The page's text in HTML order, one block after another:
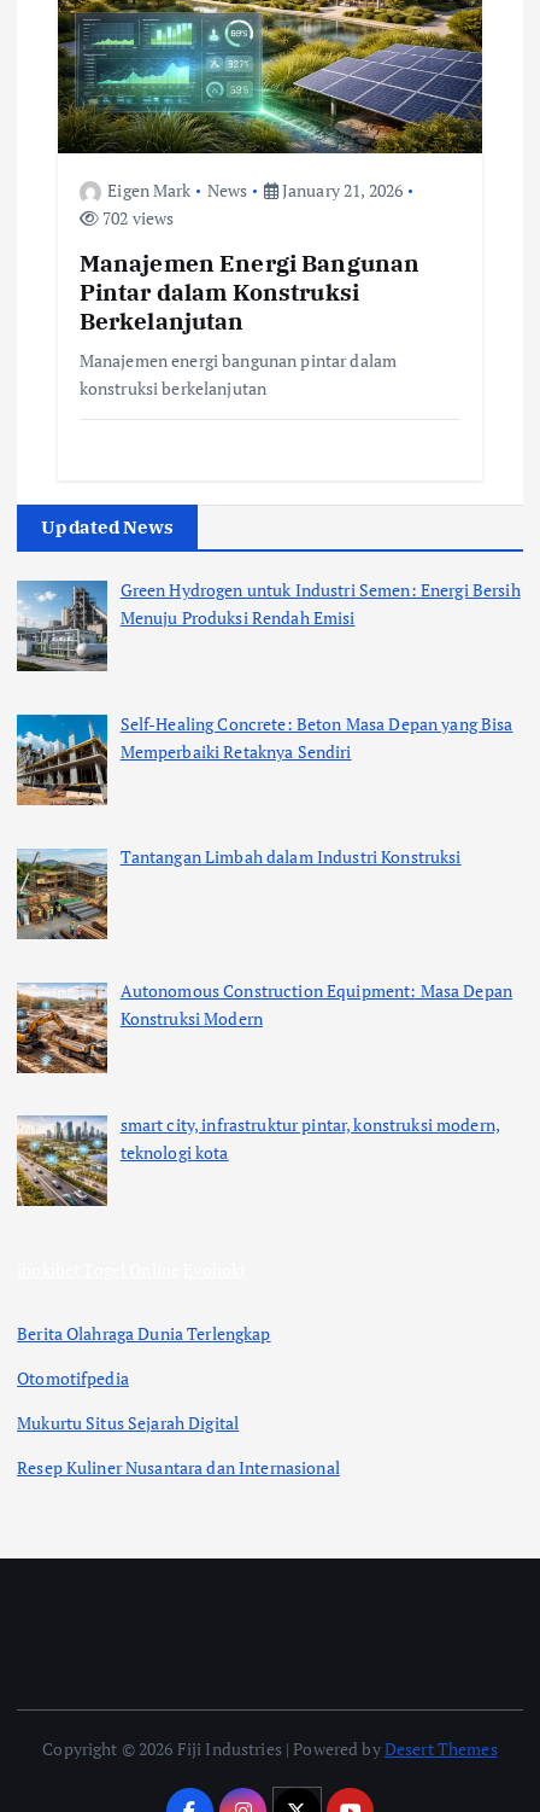
Eigen Mark News
January 21, 2026
702 views
Manajemen Energi Bangunan
Pintar dalam Konstruksi
Berkelanjutan
Manajemen energi bangunan pintar dalam
konstruksi berkelanjutan
Updated News
Green Hydrogen untuk Industri Semen: Energi Bersih
Menuju Produksi Rendah Emisi
Self-Healing Concrete: Beton Masa Depan yang Bisa
Memperbaiki Retaknya Sendiri
Tantangan Limbah dalam Industri Konstruksi
Autonomous Construction Equipment: Masa Depan
Konstruksi Modern
smart city, infrastruktur pintar, konstruksi modern,
teknologi kota
Berita Olahraga Dunia Terlengkap
Otomotifpedia
Mukurtu Situs Sejarah Digital
Resep Kuliner Nusantara dan Internasional
Copyright © 2026 Fiji Industries | Powered byDesert Themes